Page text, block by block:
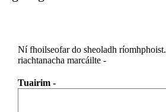
Ní fhoilseofar do sheoladh ríomhphoist.
riachtanacha marcáilte -
Tuairim -